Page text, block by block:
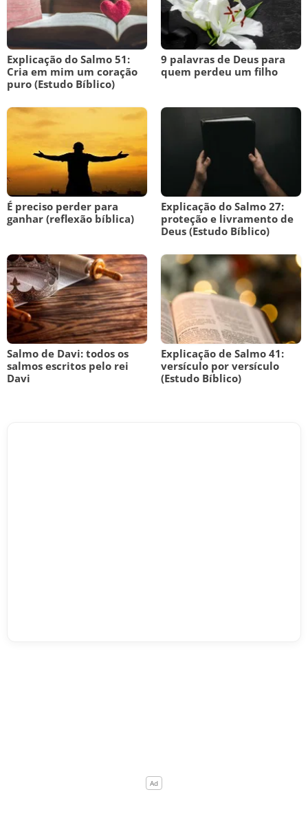
Explicação do Salmo 51:
Cria em mim um coração
puro (Estudo Bíblico)
9 palavras de Deus para
quem perdeu um filho
É preciso perder para
ganhar (reflexão bíblica)
Explicação do Salmo 27:
proteção e livramento de
Deus (Estudo Bíblico)
Salmo de Davi: todos os
salmos escritos pelo rei
Davi
Explicação de Salmo 41:
versículo por versículo
(Estudo Bíblico)